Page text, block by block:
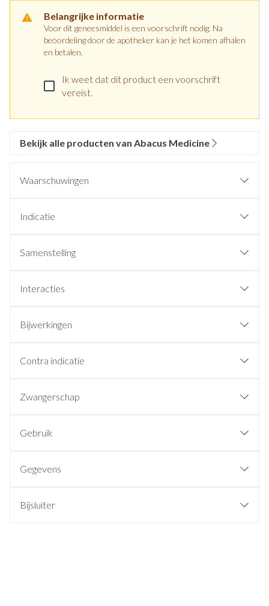
Belangrijke informatie
Voor dit geneesmiddel is een voorschrift nodig. Na
beoordeling door de apotheker kan je het komen afhalen
en betalen.
Ik weet dat dit product een voorschrift
vereist.
Bekijk alle producten van Abacus Medicine
Waarschuwingen
Indicatie
Samenstelling
Interacties
Bijwerkingen
Contra indicatie
Zwangerschap
Gebruik
Gegevens
Bijsluiter